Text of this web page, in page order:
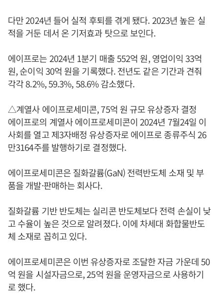
다만 2024년 들어 실적 후퇴를 겪게 됐다. 2023년 높은 실
적을 거둔 데서 온 기저효과 탓으로 보인다.
에이프로는 2024년 1분기 매출 552억 원, 영업이익 33억
원, 순이익 30억 원을 기록했다. 전년도 같은 기간과 견줘
각각 8.2%, 59.3%, 58.6% 감소했다.
△계열사 에이프로세미콘, 75억 원 규모 유상증자 결정
에이프로의 계열사 에이프로세미콘이 2024년 7월24일 이
사회를 열고 제3자배정 유상증자로 에이프로 종류주식 26
만3164주를 발행하기로 결정했다.
에이프로세미콘은 질화갈륨(GaN) 전력반도체 소재 및 부
품을 개발·판매하는 회사다.
질화갈륨 기반 반도체는 실리콘 반도체보다 전력 손실이 낮
고 수율이 높은 것으로 알려졌다. 이에 차세대 화합물반도
체 소재로 꼽히고 있다.
에이프로세미콘은 이번 유상증자로 조달한 자금 가운데 50
억 원을 시설자금으로, 25억 원을 운영자금으로 사용하기
로 했다.